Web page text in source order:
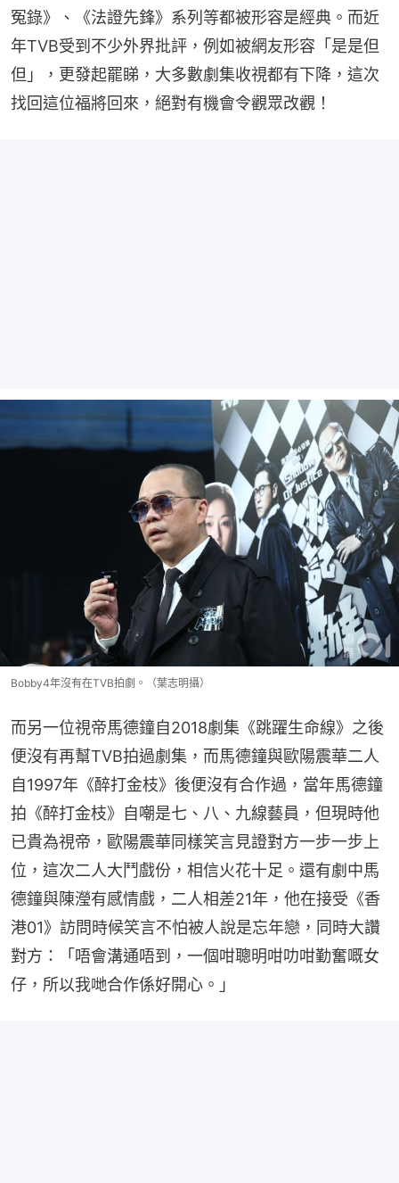
冤錄》、《法證先鋒》系列等都被形容是經典。而近
年TVB受到不少外界批評，例如被網友形容「是是但
但」，更發起罷睇，大多數劇集收視都有下降，這次
找回這位福將回來，絕對有機會令觀眾改觀！
Bobby4年沒有在TVB拍劇。（葉志明攝）
而另一位視帝馬德鐘自2018劇集《跳躍生命線》之後
便沒有再幫TVB拍過劇集，而馬德鐘與歐陽震華二人
自1997年《醉打金枝》後便沒有合作過，當年馬德鐘
拍《醉打金枝》自嘲是七、八、九線藝員，但現時他
已貴為視帝，歐陽震華同樣笑言見證對方一步一步上
位，這次二人大鬥戲份，相信火花十足。還有劇中馬
德鐘與陳瀅有感情戲，二人相差21年，他在接受《香
港01》訪問時候笑言不怕被人說是忘年戀，同時大讚
對方：「唔會溝通唔到，一個咁聰明咁叻咁勤奮嘅女
仔，所以我哋合作係好開心。」